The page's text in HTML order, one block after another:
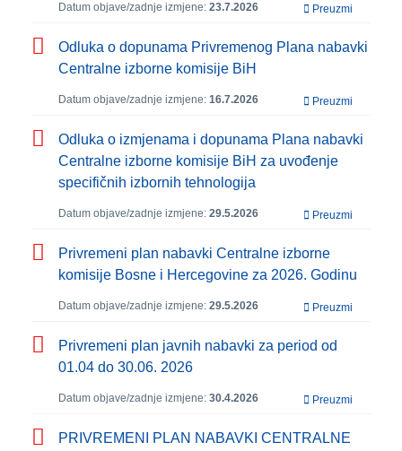
Datum objave/zadnje izmjene: 23.7.2026 Preuzmi
Odluka o dopunama Privremenog Plana nabavki
Centralne izborne komisije BiH
Datum objave/zadnje izmjene: 16.7.2026 Preuzmi
Odluka o izmjenama i dopunama Plana nabavki
Centralne izborne komisije BiH za uvođenje
specifičnih izbornih tehnologija
Datum objave/zadnje izmjene: 29.5.2026 Preuzmi
Privremeni plan nabavki Centralne izborne
komisije Bosne i Hercegovine za 2026. Godinu
Datum objave/zadnje izmjene: 29.5.2026 Preuzmi
Privremeni plan javnih nabavki za period od
01.04 do 30.06. 2026
Datum objave/zadnje izmjene: 30.4.2026 Preuzmi
PRIVREMENI PLAN NABAVKI CENTRALNE